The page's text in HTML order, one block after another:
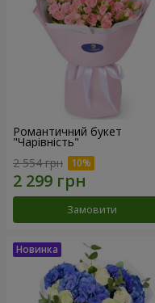
Романтичний букет
"Чарівність"
2 554 грн
Замовити